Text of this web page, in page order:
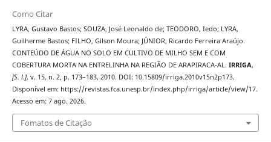
Como Citar
LYRA, Gustavo Bastos; SOUZA, José Leonaldo de; TEODORO, Iedo; LYRA,
Guilherme Bastos; FILHO, Gilson Moura; JÚNIOR, Ricardo Ferreira Araújo.
CONTEÚDO DE ÁGUA NO SOLO EM CULTIVO DE MILHO SEM E COM
COBERTURA MORTA NA ENTRELINHA NA REGIÃO DE ARAPIRACA-AL. IRRIGA,
[S. l.], v. 15, n. 2, p. 173–183, 2010. DOI: 10.15809/irriga.2010v15n2p173.
Disponível em: https://revistas.fca.unesp.br/index.php/irriga/article/view/17.
Acesso em: 7 ago. 2026.
Fomatos de Citação